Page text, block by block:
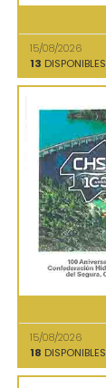
15/08/2026
13 DISPONIBLES
15/08/2026
18 DISPONIBLES